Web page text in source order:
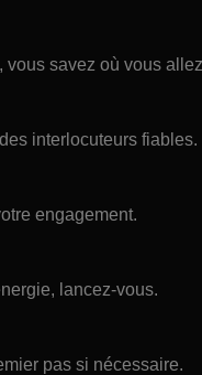
vous savez où vous
interlocuteurs fiables.
engagement.
lancez-vous.
pas si nécessaire.